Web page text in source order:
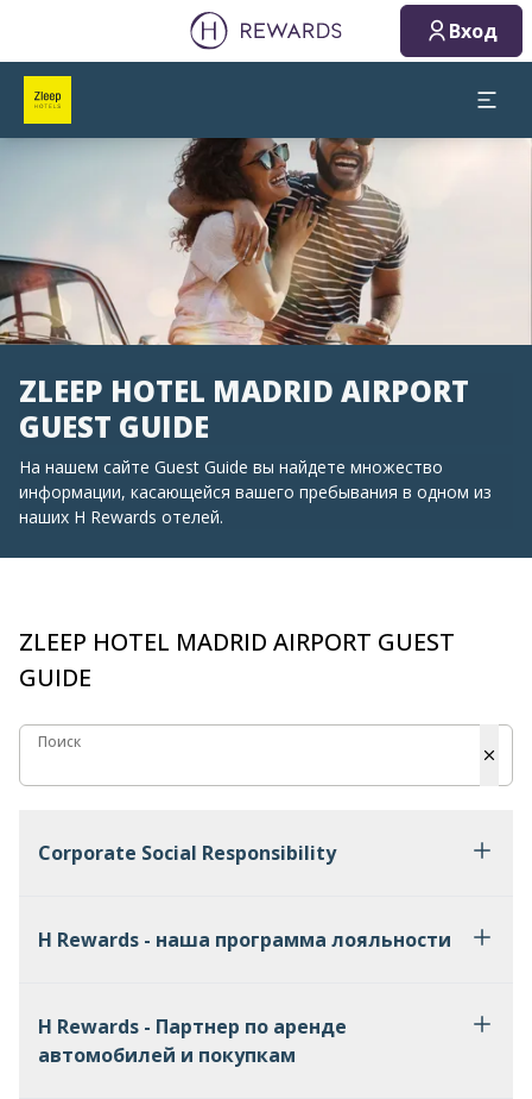
Вход
Слайд 1 из 1
ZLEEP HOTEL MADRID AIRPORT
GUEST GUIDE
На нашем сайте Guest Guide вы найдете множество
информации, касающейся вашего пребывания в одном из
наших H Rewards отелей.
ZLEEP HOTEL MADRID AIRPORT GUEST
GUIDE
Поиск
Поиск
Corporate Social Responsibility
H Rewards - наша программа лояльности
H Rewards - Партнер по аренде
автомобилей и покупкам